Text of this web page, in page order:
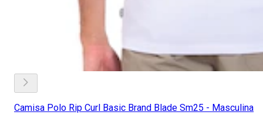
Camisa Polo Rip Curl Basic Brand Blade Sm25 - Masculina